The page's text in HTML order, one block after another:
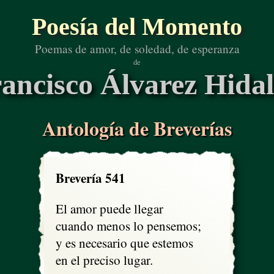
Poesía del Momento
Poemas de amor, de soledad, de esperanza
de
Álvarez
Antología de Breverías
Brevería 541
El amor puede llegar
cuando menos lo pensemos;
y es necesario que estemos
en el preciso lugar.